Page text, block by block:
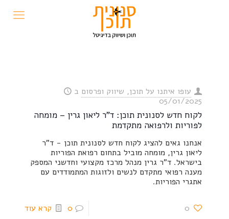
עופו איתנו על תוכן, שיווק ופרסום ב
05/01/2025
לקוח חדש לסנונית תוכן: ד"ר ליאון גרין – מומחה
לפוריות ולרפואה מתקדמת
אנחנו גאים להציג לקוח חדש לסנונית תוכן - ד"ר
ליאון גרין, מומחה מוביל בתחום רפואת הפוריות
בישראל. ד"ר גרין מנהל מרכז מקצועי וחדשני המספק
מענה רפואי מתקדם לנשים ולזוגות המתמודדים עם
אתגרי הפוריות.
0
0 קרא עוד